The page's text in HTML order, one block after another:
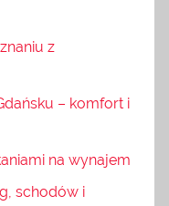
z
– komfort i
na wynajem
schodów i